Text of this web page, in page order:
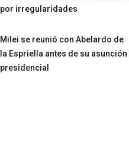
por irregularidades
Milei se reunió con Abelardo de
la Espriella antes de su asunción
presidencial